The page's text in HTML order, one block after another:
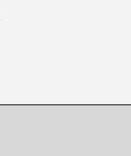
[LS] [PS5] Le WebKit
[GK] Oubliez Crazy Taxi,
[LS] [Switch] NSZ 5.0.0
[GK] Bethesda fête les 30
[GK] Roblox : l'action en